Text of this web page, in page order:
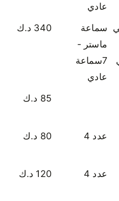
عادي
سماعة
ماستر -
7سماعة
عادي
340 د.ك
85 د.ك
عدد 4 80 د.ك
عدد 4 120 د.ك